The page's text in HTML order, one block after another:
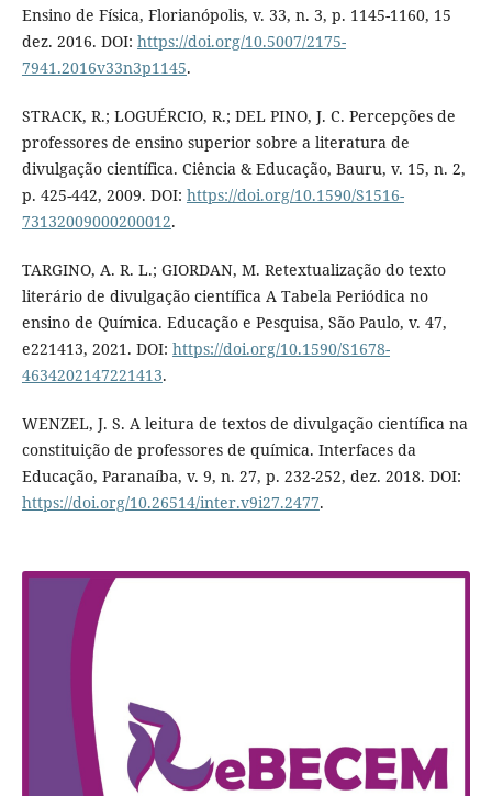
Ensino de Física, Florianópolis, v. 33, n. 3, p. 1145-1160, 15
dez. 2016. DOI: https://doi.org/10.5007/2175-
7941.2016v33n3p1145.
STRACK, R.; LOGUÉRCIO, R.; DEL PINO, J. C. Percepções de
professores de ensino superior sobre a literatura de
divulgação científica. Ciência & Educação, Bauru, v. 15, n. 2,
p. 425-442, 2009. DOI: https://doi.org/10.1590/S1516-
73132009000200012.
TARGINO, A. R. L.; GIORDAN, M. Retextualização do texto
literário de divulgação científica A Tabela Periódica no
ensino de Química. Educação e Pesquisa, São Paulo, v. 47,
e221413, 2021. DOI: https://doi.org/10.1590/S1678-
4634202147221413.
WENZEL, J. S. A leitura de textos de divulgação científica na
constituição de professores de química. Interfaces da
Educação, Paranaíba, v. 9, n. 27, p. 232-252, dez. 2018. DOI:
https://doi.org/10.26514/inter.v9i27.2477.